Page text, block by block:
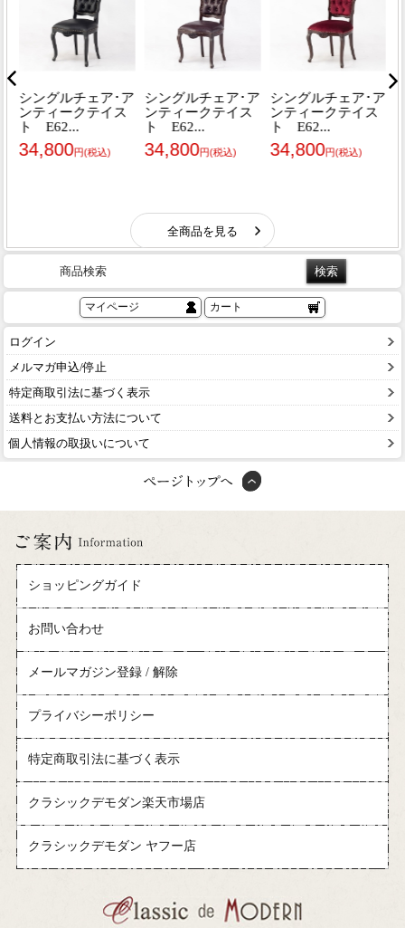
商品検索
マイページ カート
ログイン
メルマガ申込/停止
特定商取引法に基づく表示
送料とお支払い方法について
個人情報の取扱いについて
ショッピングガイド
お問い合わせ
メールマガジン登録 / 解除
プライバシーポリシー
特定商取引法に基づく表示
クラシックデモダン楽天市場店
クラシックデモダン ヤフー店